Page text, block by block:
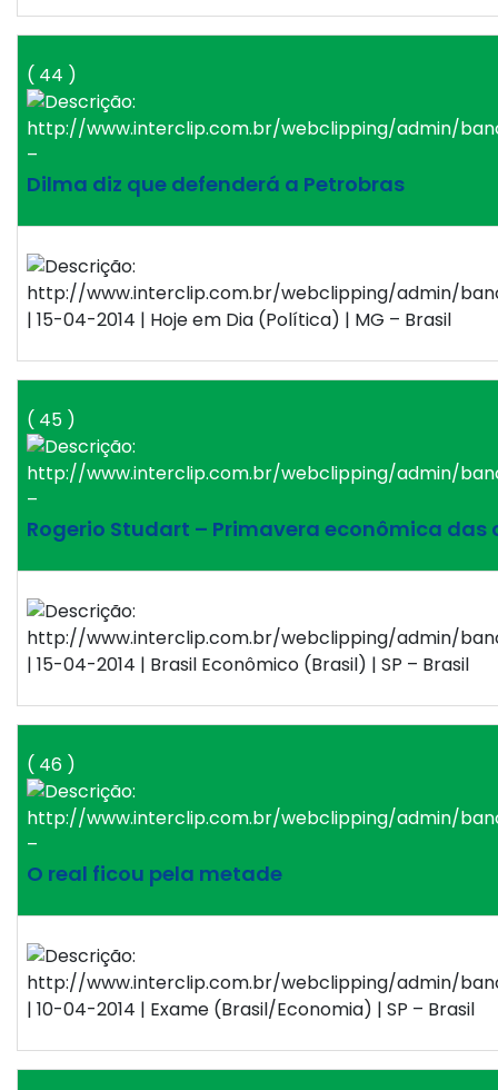
( 44 )
–
Dilma diz que defenderá a Petrobras
| 15-04-2014 | Hoje em Dia (Política) | MG – Brasil
( 45 )
–
Rogerio Studart – Primavera econômica das
| 15-04-2014 | Brasil Econômico (Brasil) | SP – Brasil
( 46 )
–
O real ficou pela metade
| 10-04-2014 | Exame (Brasil/Economia) | SP – Brasil